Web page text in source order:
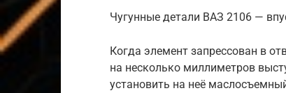
Чугунные детали ВАЗ 2106 —
Когда элемент запрессован в
на несколько миллиметров
установить на неё